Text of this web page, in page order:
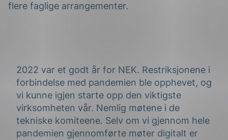
flere faglige arrangementer.
2022 var et godt år for NEK. Restriksjonene i
forbindelse med pandemien ble opphevet, og
vi kunne igjen starte opp den viktigste
virksomheten vår. Nemlig møtene i de
tekniske komiteene. Selv om vi gjennom hele
pandemien gjennomførte møter digitalt er